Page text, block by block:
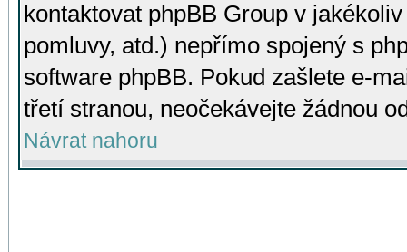
kontaktovat phpBB Group v
pomluvy, atd.) nepřímo spojený s
software phpBB. Pokud zašlete e-
třetí stranou, neočekávejte žádnou
Návrat nahoru